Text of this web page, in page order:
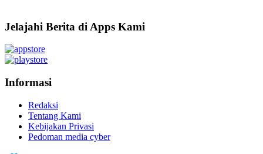
Jelajahi Berita di Apps Kami
Informasi
Redaksi
Tentang Kami
Kebijakan Privasi
Pedoman media cyber